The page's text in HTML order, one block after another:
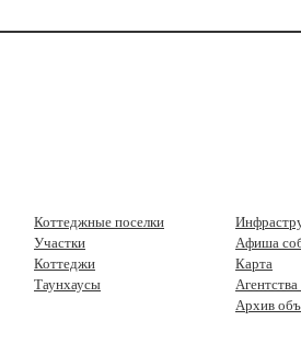
Коттеджные поселки
Участки
Коттеджи
Таунхаусы
Афиша
Карта
Архив